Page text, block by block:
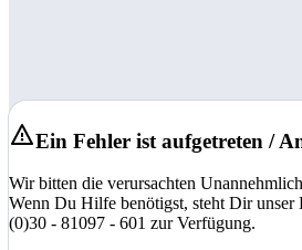
Ein Fehler ist aufgetreten /
Wir bitten die verursachten
Wenn Du Hilfe benötigst, steht Dir unser
(0)30 - 81097 - 601 zur Verfügung.